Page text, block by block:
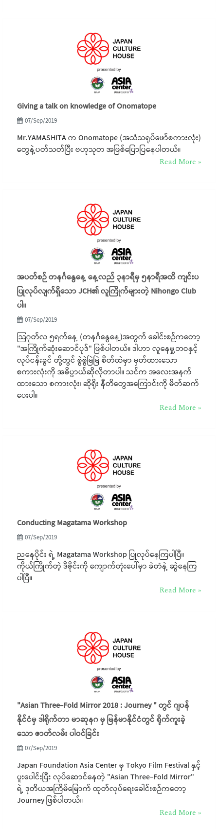
Giving a talk on knowledge of Onomatope
07/Sep/2019
Mr.YAMASHITA က Onomatope (အသံသရုပ်ဖော်စကားလုံး)
တွေနဲ့ပတ်သတ်ပြီး ဗဟုသုတ အဖြစ်ပြောပြနေပါတယ်။
Read More »
အပတ်စဉ် တနင်္ဂနွေနေ့ နေ့လည် ၃နာရီမှ ၅နာရီအထိ ကျင်းပ
ပြုလုပ်လျက်ရှိသော JCH၏ လူကြိုက်များတဲ့ Nihongo Club
ပါ။
07/Sep/2019
သြဂုတ်လ ၅ရက်နေ့ (တနင်္ဂနွေနေ့)အတွက် ခေါင်းစဉ်ကတော့
"အကြိုက်ဆုံးဆောင်ပုဒ်" ဖြစ်ပါတယ်။ ဒါဟာ လူနေမှု့ဘဝနှင့်
လုပ်ငန်းခွင် တို့တွင် စွဲစွဲမြဲမြဲ စိတ်ထဲမှာ မှတ်ထားသော
စကားလုံးကို အဓိပ္ပာယ်ဆိုလိုတာပါ။ သင်က အလေးအနက်
ထားသော စကားလုံး၊ ဆိုရိုး နီတိတွေအကြောင်းကို မိတ်ဆက်
ပေးပါ။
Read More »
Conducting Magatama Workshop
07/Sep/2019
ညနေပိုင်း ရဲ့ Magatama Workshop ပြုလုပ်နေကြပါပြီ။
ကိုယ်ကြိုက်တဲ့ ဒီဇိုင်းကို ကျောက်တုံးပေါ်မှာ ခဲတံနဲ့ ဆွဲနေကြ
ပါပြီ။
Read More »
"Asian Three-Fold Mirror 2018 : Journey " တွင် ဂျပန်
နိုင်ငံမှ ဒါရိုက်တာ မာဆုနဂ မှ မြန်မာနိုင်ငံတွင် ရိုက်ကူးခဲ့
သော ဇာတ်လမ်း ပါဝင်ခြင်း
07/Sep/2019
Japan Foundation Asia Center မှ Tokyo Film Festival နှင့်
ပူးပေါင်းပြီး လုပ်ဆောင်နေတဲ့ "Asian Three-Fold Mirror"
ရဲ့ ဒုတိယအကြိမ်မြောက် ထုတ်လုပ်ရေးခေါင်းစဉ်ကတော့
Journey ဖြစ်ပါတယ်။
Read More »